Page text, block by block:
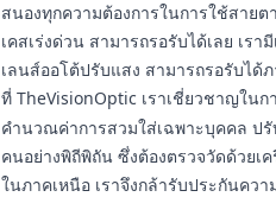
สนองทุกความต้องการในการใช้สายต
เคสเร่งด่วน สามารถรอรับได้เลย เ
เลนส์ออโต้ปรับแสง สามารถรอรับได้
ที่ TheVisionOptic เราเชี่ยวชาญในก
คำนวณค่าการสวมใส่เฉพาะบุคคล ป
คนอย่างพิถีพิถัน ซึ่งต้องตรวจวัดด้วยเ
ในภาคเหนือ เราจึงกล้ารับประกันคว